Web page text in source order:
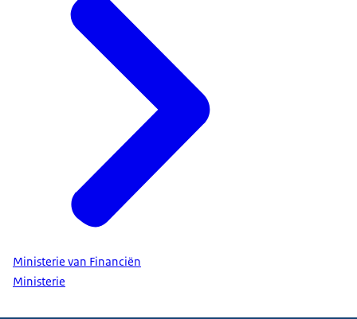
Ministerie van Financiën
Ministerie